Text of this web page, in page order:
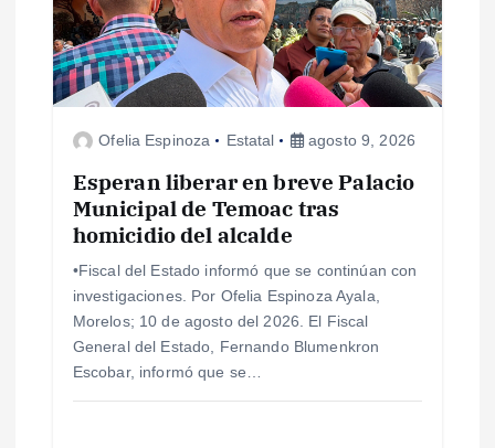
n
d
Ofelia Espinoza Estatal agosto 9, 2026
Esperan liberar en breve Palacio
Municipal de Temoac tras
homicidio del alcalde
•Fiscal del Estado informó que se continúan con
investigaciones. Por Ofelia Espinoza Ayala,
Morelos; 10 de agosto del 2026. El Fiscal
General del Estado, Fernando Blumenkron
Escobar, informó que se…